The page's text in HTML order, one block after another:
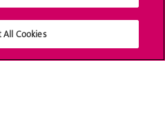
All Cookies